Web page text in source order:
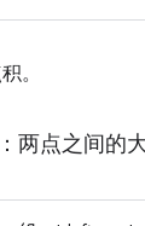
。
：两点之间的